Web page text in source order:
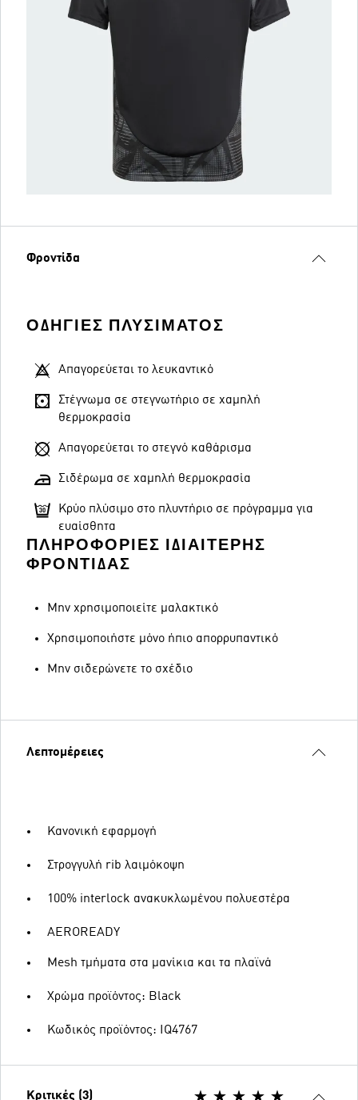
Φροντίδα
ΟΔΗΓΊΕΣ ΠΛΥΣΊΜΑΤΟΣ
Απαγορεύεται το λευκαντικό
Στέγνωμα σε στεγνωτήριο σε χαμηλή
θερμοκρασία
Απαγορεύεται το στεγνό καθάρισμα
Σιδέρωμα σε χαμηλή θερμοκρασία
Κρύο πλύσιμο στο πλυντήριο σε πρόγραμμα για
ευαίσθητα
ΠΛΗΡΟΦΟΡΊΕΣ ΙΔΙΑΊΤΕΡΗΣ
ΦΡΟΝΤΊΔΑΣ
Μην χρησιμοποιείτε μαλακτικό
Χρησιμοποιήστε μόνο ήπιο απορρυπαντικό
Μην σιδερώνετε το σχέδιο
Λεπτομέρειες
Κανονική εφαρμογή
Στρογγυλή rib λαιμόκοψη
100% interlock ανακυκλωμένου πολυεστέρα
AEROREADY
Mesh τμήματα στα μανίκια και τα πλαϊνά
Χρώμα προϊόντος: Black
Κωδικός προϊόντος: IQ4767
Κριτικές (3)